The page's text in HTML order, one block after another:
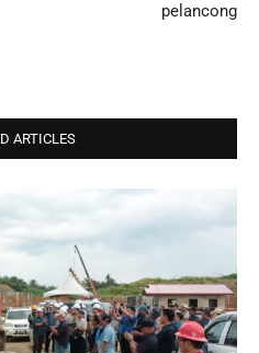
pelancong
ARTICLES